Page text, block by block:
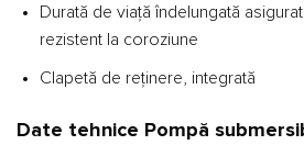
Durată de viață îndelungată
rezistent la coroziune
Clapetă de reţinere, integrată
Date tehnice Pompă